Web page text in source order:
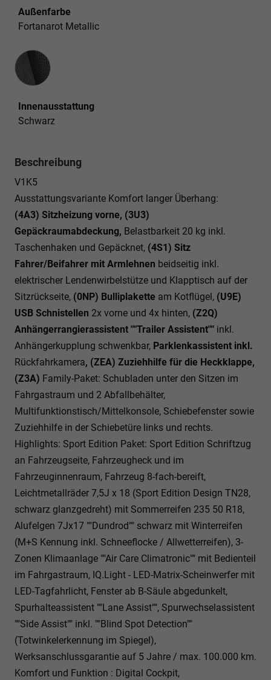
Außenfarbe
Fortanarot Metallic
Innenausstattung
Innenausstattung
Schwarz
Beschreibung
V1K5
Ausstattungsvariante Komfort langer Überhang:
(4A3) Sitzheizung vorne, (3U3)
Gepäckraumabdeckung, Belastbarkeit 20 kg inkl.
Taschenhaken und Gepäcknet, (4S1) Sitz
Fahrer/Beifahrer mit Armlehnen beidseitig inkl.
elektrischer Lendenwirbelstütze und Klapptisch auf der
Sitzrückseite, (0NP) Bulliplakette am Kotflügel, (U9E)
USB Schnistellen 2x vorne und 4x hinten, (Z2Q)
Anhängerrangierassistent ""Trailer Assistent"" inkl.
Anhängerkupplung schwenkbar, Parklenkassistent inkl.
Rückfahrkamera, (ZEA) Zuziehhilfe für die Heckklappe,
(Z3A) Family-Paket: Schubladen unter den Sitzen im
Fahrgastraum und 2 Abfallbehälter,
Multifunktionstisch/Mittelkonsole, Schiebefenster sowie
Zuziehhilfe in der Schiebetüre links und rechts.
Highlights: Sport Edition Paket: Sport Edition Schriftzug
an Fahrzeugseite, Fahrzeugheck und im
Fahrzeuginnenraum, Fahrzeug 8-fach-bereift,
Leichtmetallräder 7,5J x 18 (Sport Edition Design TN28,
schwarz glanzgedreht) mit Sommerreifen 235 50 R18,
Alufelgen 7Jx17 ""Dundrod"" schwarz mit Winterreifen
(M+S Kennung inkl. Schneeflocke / Allwetterreifen), 3-
Zonen Klimaanlage ""Air Care Climatronic"" mit Bedienteil
im Fahrgastraum, IQ.Light - LED-Matrix-Scheinwerfer mit
LED-Tagfahrlicht, Fenster ab B-Säule abgedunkelt,
Spurhalteassistent ""Lane Assist"", Spurwechselassistent
""Side Assist"" inkl. ""Blind Spot Detection""
(Totwinkelerkennung im Spiegel),
Werksanschlussgarantie auf 5 Jahre / max. 100.000 km.
Komfort und Funktion : Digital Cockpit,